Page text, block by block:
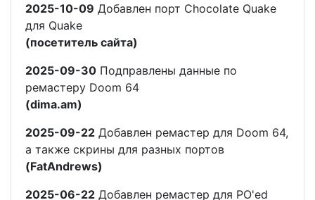
2025-10-09 Добавлен порт Chocolate Quake
для Quake
(посетитель сайта)
2025-09-30 Подправлены данные по
ремастеру Doom 64
(dima.am)
2025-09-22 Добавлен ремастер для Doom 64,
а также скрины для разных портов
(FatAndrews)
2025-06-22 Добавлен ремастер для PO'ed